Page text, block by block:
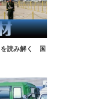
を読み解く 国